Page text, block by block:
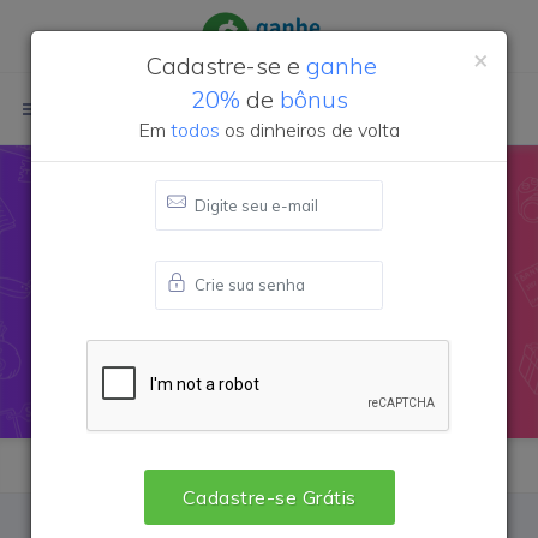
Login Cadastre-se
Cupom de descontoCompra
Certa
×
Cadastre-se e ganhe
20% de bônus
Em todos os dinheiros de volta
Cadastre-se Grátis